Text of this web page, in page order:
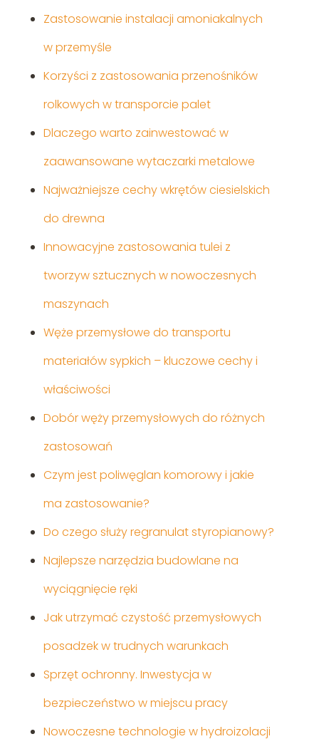
Zastosowanie instalacji amoniakalnych
w przemyśle
Korzyści z zastosowania przenośników
rolkowych w transporcie palet
Dlaczego warto zainwestować w
zaawansowane wytaczarki metalowe
Najważniejsze cechy wkrętów ciesielskich
do drewna
Innowacyjne zastosowania tulei z
tworzyw sztucznych w nowoczesnych
maszynach
Węże przemysłowe do transportu
materiałów sypkich – kluczowe cechy i
właściwości
Dobór węży przemysłowych do różnych
zastosowań
Czym jest poliwęglan komorowy i jakie
ma zastosowanie?
Do czego służy regranulat styropianowy?
Najlepsze narzędzia budowlane na
wyciągnięcie ręki
Jak utrzymać czystość przemysłowych
posadzek w trudnych warunkach
Sprzęt ochronny. Inwestycja w
bezpieczeństwo w miejscu pracy
Nowoczesne technologie w hydroizolacji